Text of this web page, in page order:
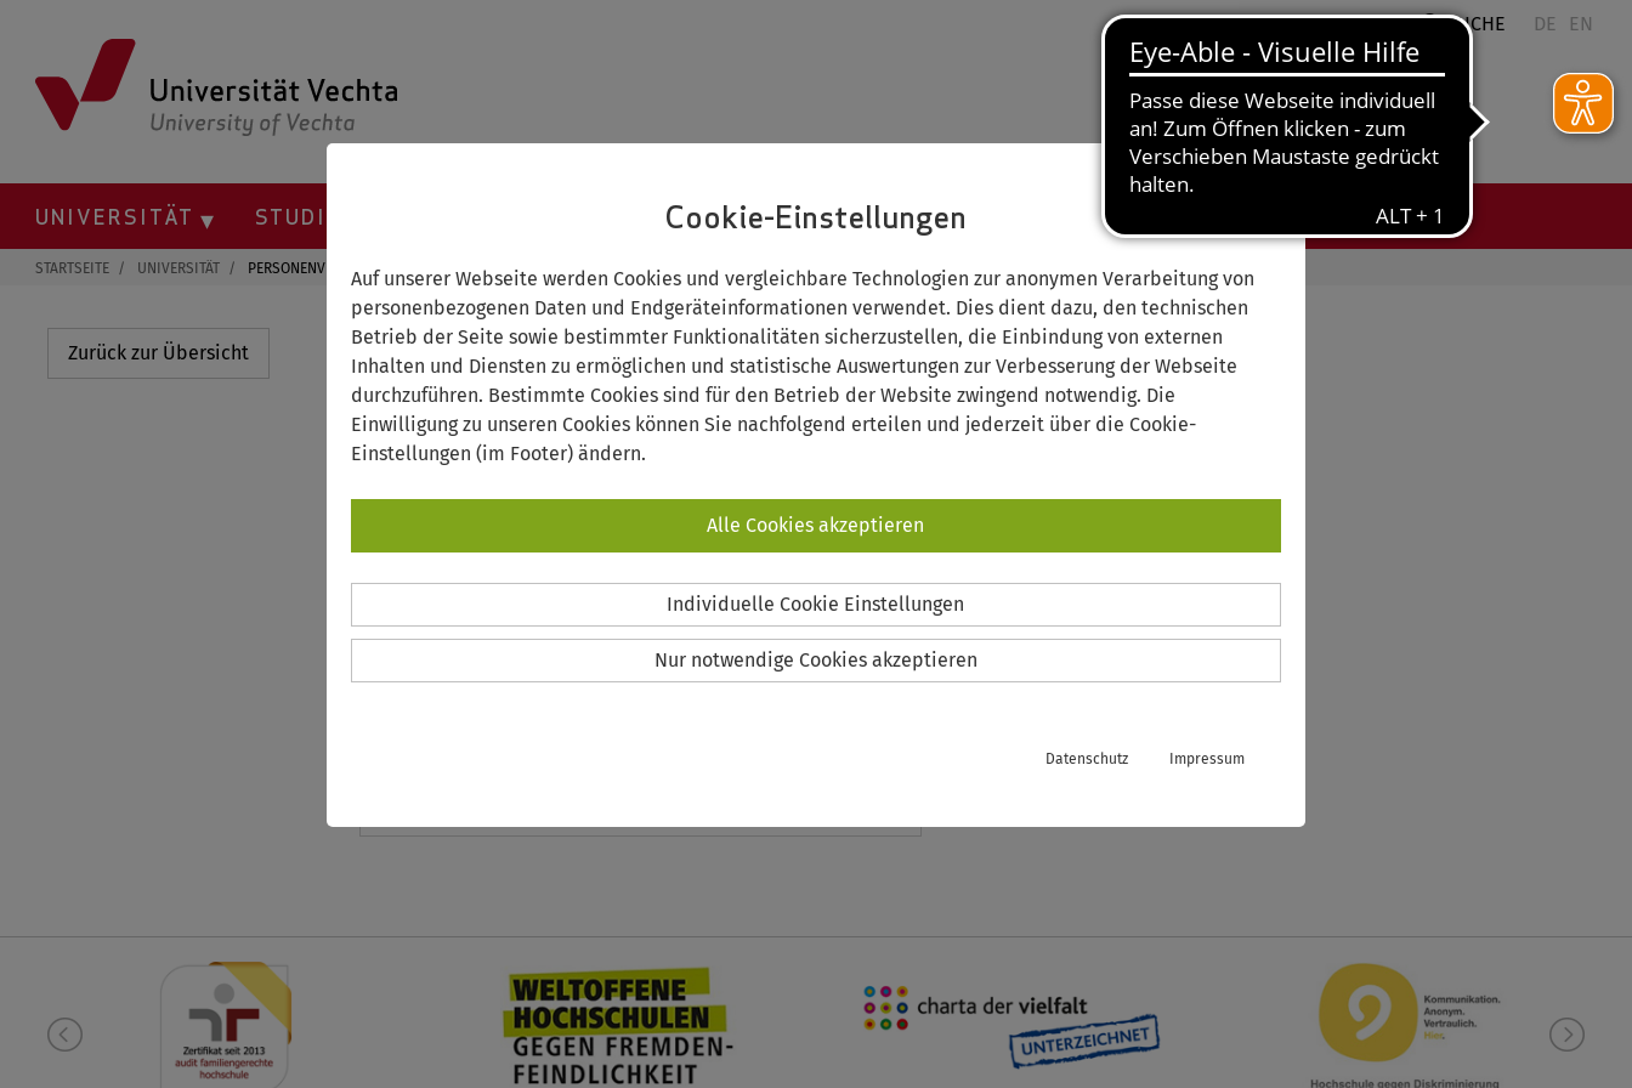
Cookie-Einstellungen
Auf unserer Webseite werden Cookies und vergleichbare Technologien zur anonymen Verarbeitung von
personenbezogenen Daten und Endgeräteinformationen verwendet. Dies dient dazu, den technischen
Betrieb der Seite sowie bestimmter Funktionalitäten sicherzustellen, die Einbindung von externen
Inhalten und Diensten zu ermöglichen und statistische Auswertungen zur Verbesserung der Webseite
durchzuführen. Bestimmte Cookies sind für den Betrieb der Website zwingend notwendig. Die
Einwilligung zu unseren Cookies können Sie nachfolgend erteilen und jederzeit über die Cookie-
Einstellungen (im Footer) ändern.
Alle Cookies akzeptieren
Individuelle Cookie Einstellungen
Nur notwendige Cookies akzeptieren
Datenschutz Impressum
Inhalt
QUICKLINKS SUCHE DE EN
UNIVERSITÄT STUDIUM WEITERBILDUNG INTERNATIONALES
STARTSEITE UNIVERSITÄT PERSONENVERZEICHNIS
Zurück zur Übersicht Tabeling, Stefanie
Organisationseinheit
+49. (0) 4441.15 198